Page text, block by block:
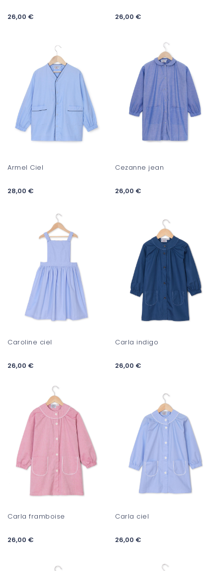
26,00 € 26,00 €
Armel Ciel
28,00 €
Cezanne jean
26,00 €
Caroline ciel
26,00 €
Carla indigo
26,00 €
Carla framboise
26,00 €
Carla ciel
26,00 €